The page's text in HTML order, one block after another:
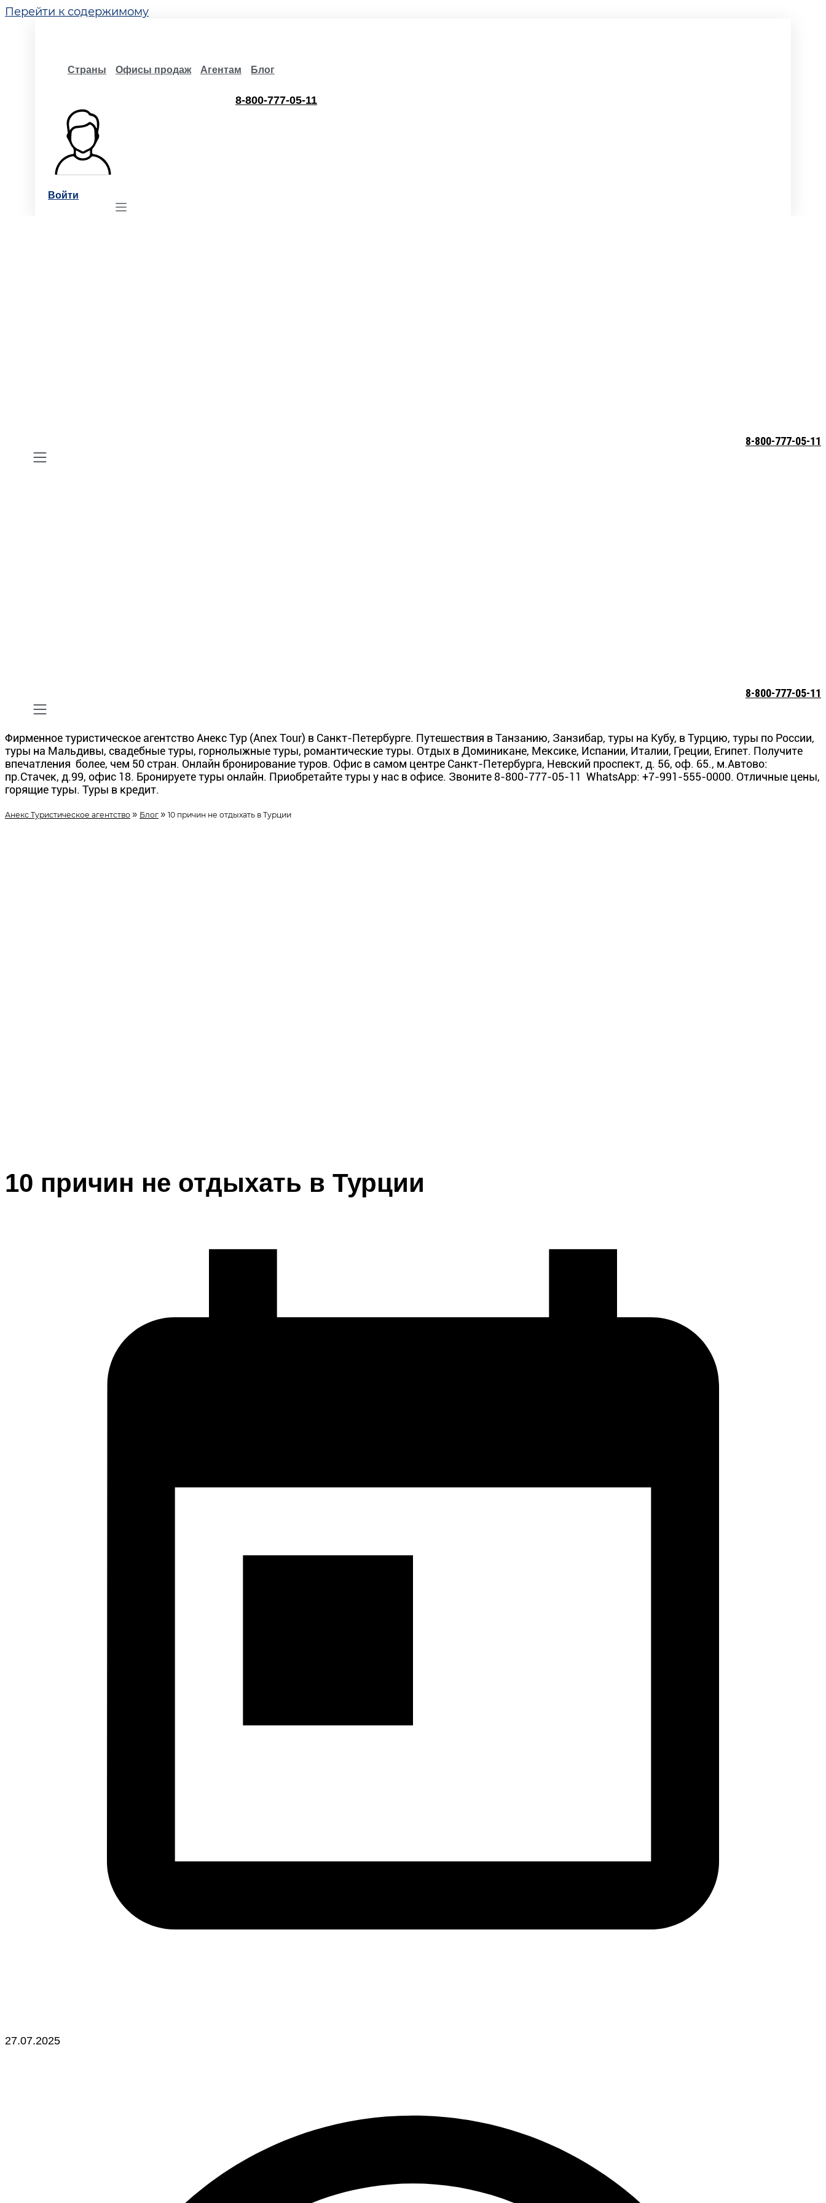
Перейти к содержимому
Страны Офисы продаж Агентам Блог
8-800-777-05-11
Войти
8-800-777-05-11
8-800-777-05-11
Фирменное туристическое агентство Анекс Тур (Anex Tour) в Санкт-Петербурге. Путешествия в Танзанию, Занзибар, туры на Кубу, в Турцию, туры по России,
туры на Мальдивы, свадебные туры, горнолыжные туры, романтические туры. Отдых в Доминикане, Мексике, Испании, Италии, Греции, Египет. Получите
впечатления более, чем 50 стран. Онлайн бронирование туров. Офис в самом центре Санкт-Петербурга, Невский проспект, д. 56, оф. 65., м.Автово:
пр.Стачек, д.99, офис 18. Бронируете туры онлайн. Приобретайте туры у нас в офисе. Звоните 8-800-777-05-11 WhatsApp: +7-991-555-0000. Отличные цены,
горящие туры. Туры в кредит.
Анекс Туристическое агентство » Блог » 10 причин не отдыхать в Турции
10 причин не отдыхать в Турции
27.07.2025